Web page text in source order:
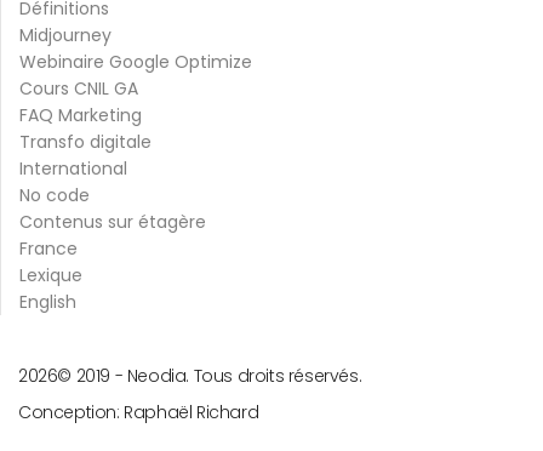
Définitions
Midjourney
Webinaire Google Optimize
Cours CNIL GA
FAQ Marketing
Transfo digitale
International
No code
Contenus sur étagère
France
Lexique
English
© 2019 -
2026
Neodia. Tous droits réservés.
Conception: Raphaël Richard